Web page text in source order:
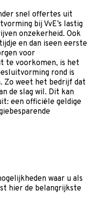
snel offertes uit
bij VvE’s lastig
onzekerheid. Ook
en dan iseen eerste
voor
te voorkomen, is het
rond is
Zo weet het bedrijf dat
de slag wil. Dit kan
een officiële geldige
waar u als
hier de belangrijkste